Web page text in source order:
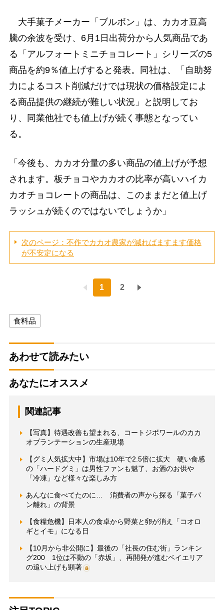
大手菓子メーカー「ブルボン」は、カカオ豆高
騰の余波を受け、6月1日出荷分から人気商品であ
る「アルフォートミニチョコレート」シリーズの5
商品を約9％値上げすると発表。同社は、「自助努
力によるコスト削減だけでは現状の価格設定によ
る商品提供の継続が難しい状況」と説明してお
り、同業他社でも値上げが続く事態となってい
る。
「今後も、カカオ分量の多い商品の値上げが予想
されます。板チョコやカカオの比率が高いハイカ
カオチョコレートの商品は、このままだと値上げ
ラッシュが続くのではないでしょうか」
次のページ：不作でカカオ農家が減ればますます価格
が不安定になる
1 2
食料品
あわせて読みたい
あなたにオススメ
関連記事
【写真】待遇改善も望まれる、コートジボワールのカカ
オプランテーションの生産現場
【グミ人気拡大中】市場は10年で2.5倍に拡大 硬い食感
の「ハードグミ」は男性ファンも魅了、お酒のお供や
「冷凍」など様々な楽しみ方
あんなに食べてたのに… 消費者の声から探る「菓子パ
ン離れ」の背景
【食糧危機】日本人の食卓から野菜と卵が消え「コオロ
ギとイモ」になる日
【10月から非公開に】最後の「社長の住む街」ランキン
グ200 1位は不動の「赤坂」、再開発が進むベイエリア
の追い上げも顕著